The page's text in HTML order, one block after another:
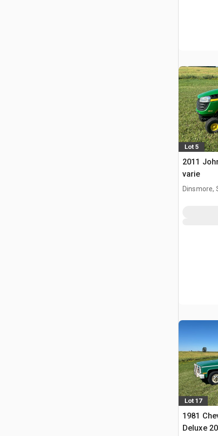
Lot 5
2011
varie
Dinsmore,
Lot 17
1981
Deluxe